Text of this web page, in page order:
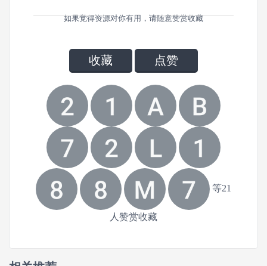
如果觉得资源对你有用，请随意赞赏收藏
收藏 点赞
等21
人赞赏收藏